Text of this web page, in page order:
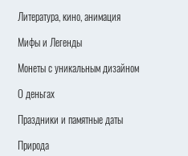
Литература, кино, анимация
Мифы и Легенды
Монеты с уникальным дизайном
О деньгах
Праздники и памятные даты
Природа